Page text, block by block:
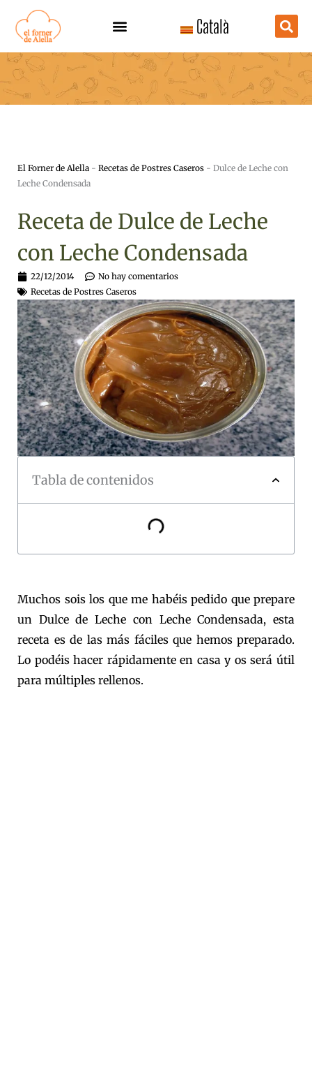
contenido
Català
El Forner de Alella - Recetas de Postres Caseros - Dulce de Leche con
Leche Condensada
Receta de Dulce de Leche
con Leche Condensada
22/12/2014
No hay comentarios
Recetas de Postres Caseros
Tabla de contenidos
Muchos sois los que me habéis pedido que prepare
un Dulce de Leche con Leche Condensada, esta
receta es de las más fáciles que hemos preparado.
Lo podéis hacer rápidamente en casa y os será útil
para múltiples rellenos.